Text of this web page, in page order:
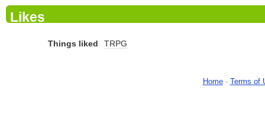
Likes
Things liked TRPG
Home- Terms of